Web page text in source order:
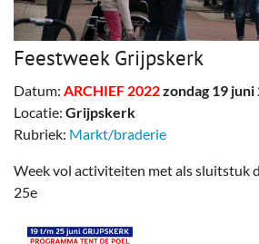
Feestweek Grijpskerk
Datum: ARCHIEF 2022zondag 19 juni
Locatie: Grijpskerk
Rubriek: Markt/braderie
Week vol activiteiten met als sluitstuk
25e